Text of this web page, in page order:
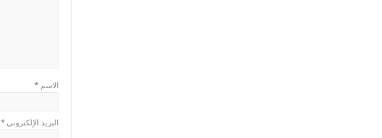
الاسم *
البريد الإلكتروني *